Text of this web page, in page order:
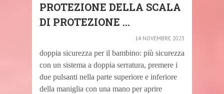
PROTEZIONE DELLA SCALA
DI PROTEZIONE ...
14 NOVEMBRE 2023
doppia sicurezza per il bambino: più sicurezza
con un sistema a doppia serratura, premere i
due pulsanti nella parte superiore e inferiore
della maniglia con una mano per aprire